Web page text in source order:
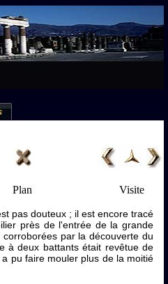
Plan Visite
pas douteux ; il est encore tracé
près de l'entrée de la grande
par la découverte du
à deux battants était revêtue de
pu faire mouler plus de la moitié